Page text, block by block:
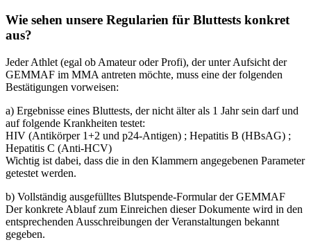
Wie sehen unsere Regularien für Bluttests konkret
aus?
Jeder Athlet (egal ob Amateur oder Profi), der unter Aufsicht der
GEMMAF im MMA antreten möchte, muss eine der folgenden
Bestätigungen vorweisen:
a) Ergebnisse eines Bluttests, der nicht älter als 1 Jahr sein darf und
auf folgende Krankheiten testet:
HIV (Antikörper 1+2 und p24-Antigen) ; Hepatitis B (HBsAG) ;
Hepatitis C (Anti-HCV)
Wichtig ist dabei, dass die in den Klammern angegebenen Parameter
getestet werden.
b) Vollständig ausgefülltes Blutspende-Formular der GEMMAF
Der konkrete Ablauf zum Einreichen dieser Dokumente wird in den
entsprechenden Ausschreibungen der Veranstaltungen bekannt
gegeben.